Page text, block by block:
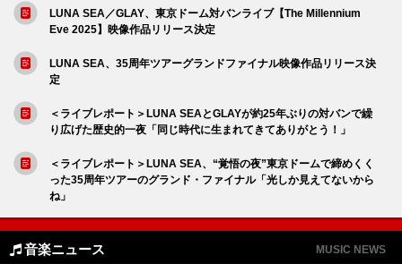
LUNA SEA／GLAY、東京ドーム対バンライブ【The Millennium
Eve 2025】映像作品リリース決定
LUNA SEA、35周年ツアーグランドファイナル映像作品リリース決
定
＜ライブレポート＞LUNA SEAとGLAYが約25年ぶりの対バンで繰
り広げた歴史的一夜「同じ時代に生まれてきてありがとう！」
＜ライブレポート＞LUNA SEA、“覚悟の夜”東京ドームで締めくく
った35周年ツアーのグランド・ファイナル「光しか見えてないから
ね」
音楽ニュース MUSIC NEWS